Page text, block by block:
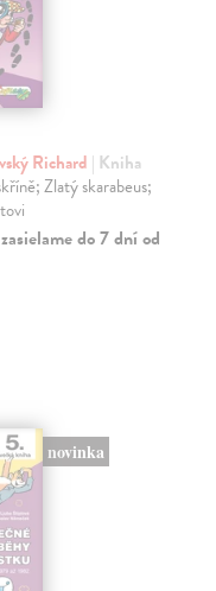
Richard | Kniha
Zlatý skarabeus;
do 7 dní od
novinka